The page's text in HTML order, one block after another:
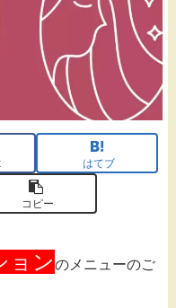
はてブ
コピー
ョンのメニューのご